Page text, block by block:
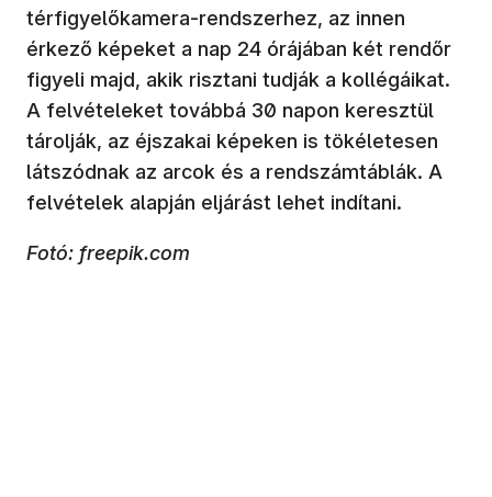
térfigyelőkamera-rendszerhez, az innen
érkező képeket a nap 24 órájában két rendőr
figyeli majd, akik risztani tudják a kollégáikat.
A felvételeket továbbá 30 napon keresztül
tárolják, az éjszakai képeken is tökéletesen
látszódnak az arcok és a rendszámtáblák. A
felvételek alapján eljárást lehet indítani.
Fotó: freepik.com